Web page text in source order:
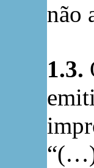
não
1.3.
“(…)